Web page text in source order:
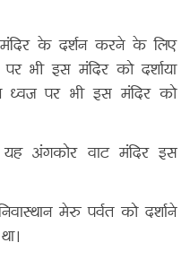
मंदिर के दर्शन करने के लिए
भी इस मंदिर को दर्शाया
ध्वज पर भी इस मंदिर को
अंगकोर वाट मंदिर इस
मेरु पर्वत को दर्शाने